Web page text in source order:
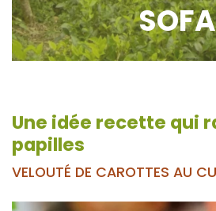
SOFA
Une idée recette qui
papilles
VELOUTÉ DE CAROTTES AU